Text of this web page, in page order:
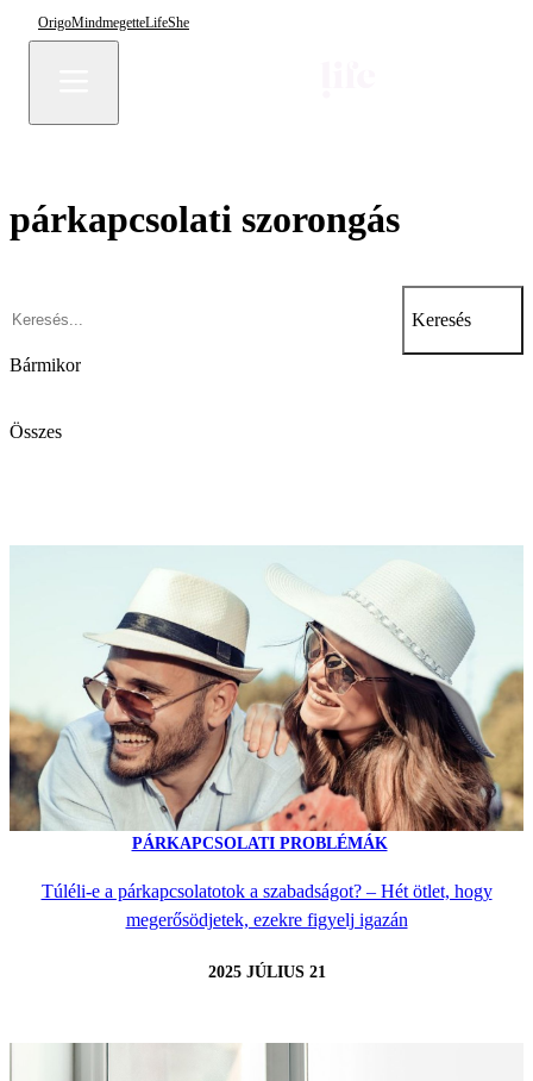
OrigoMindmegetteLifeShe
párkapcsolati szorongás
Keresés
Bármikor
Összes
PÁRKAPCSOLATI PROBLÉMÁK
Túléli-e a párkapcsolatotok a szabadságot? – Hét ötlet, hogy
megerősödjetek, ezekre figyelj igazán
2025 JÚLIUS 21